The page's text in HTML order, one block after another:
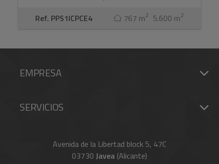
Ref. PPS1ICPCE4 767 m2 5.600 m2
EMPRESA
SERVICIOS
Avenida de la Libertad block 5, 47C
03730 Javea (Alicante)